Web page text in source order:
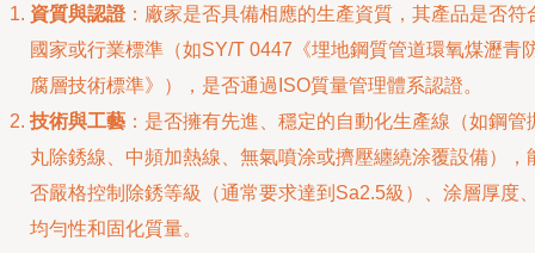
資質與認證：廠家是否具備相應的生產資質，其產品是否符
國家或行業標準（如SY/T 0447《埋地鋼質管道環氧煤瀝青
腐層技術標準》），是否通過ISO質量管理體系認證。
技術與工藝 ：是否擁有先進、穩定的自動化生產線（如鋼管
丸除銹線、中頻加熱線、無氣噴涂或擠壓纏繞涂覆設備），
否嚴格控制除銹等級（通常要求達到Sa2.5級）、涂層厚度
均勻性和固化質量。